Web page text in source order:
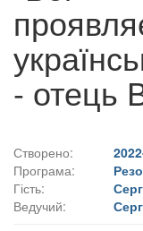
- отець
Створено:
Програма:
Гість:
Ведучий: